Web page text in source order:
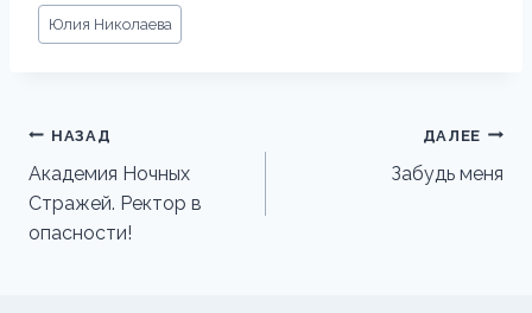
Метки
записи:
Юлия Николаева
Навигация
по
записям
НАЗАД
Академия Ночных
Стражей. Ректор в
опасности!
ДАЛЕЕ
Забудь меня